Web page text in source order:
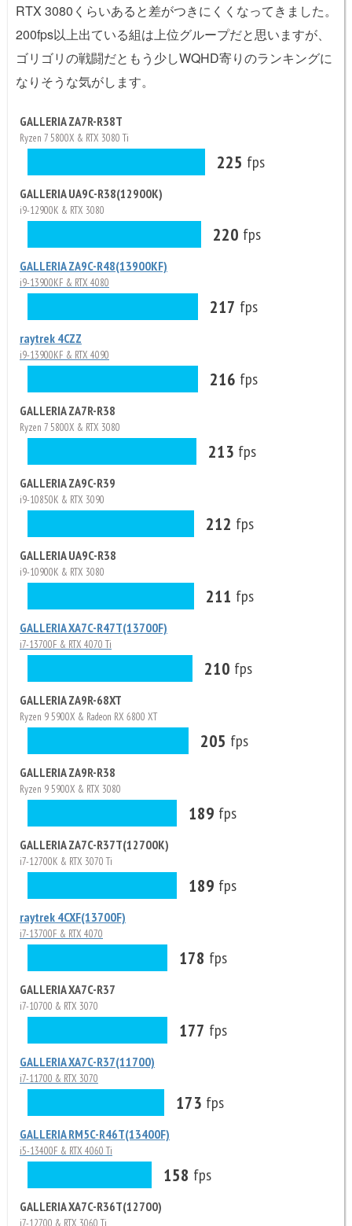
RTX 3080くらいあると差がつきにくくなってきました。
200fps以上出ている組は上位グループだと思いますが、
ゴリゴリの戦闘だともう少しWQHD寄りのランキングに
なりそうな気がします。
GALLERIA ZA7R-R38T
Ryzen 7 5800X & RTX 3080 Ti
225 fps
GALLERIA UA9C-R38(12900K)
i9-12900K & RTX 3080
220 fps
GALLERIA ZA9C-R48(13900KF)
i9-13900KF & RTX 4080
217 fps
raytrek 4CZZ
i9-13900KF & RTX 4090
216 fps
GALLERIA ZA7R-R38
Ryzen 7 5800X & RTX 3080
213 fps
GALLERIA ZA9C-R39
i9-10850K & RTX 3090
212 fps
GALLERIA UA9C-R38
i9-10900K & RTX 3080
211 fps
GALLERIA XA7C-R47T(13700F)
i7-13700F & RTX 4070 Ti
210 fps
GALLERIA ZA9R-68XT
Ryzen 9 5900X & Radeon RX 6800 XT
205 fps
GALLERIA ZA9R-R38
Ryzen 9 5900X & RTX 3080
189 fps
GALLERIA ZA7C-R37T(12700K)
i7-12700K & RTX 3070 Ti
189 fps
raytrek 4CXF(13700F)
i7-13700F & RTX 4070
178 fps
GALLERIA XA7C-R37
i7-10700 & RTX 3070
177 fps
GALLERIA XA7C-R37(11700)
i7-11700 & RTX 3070
173 fps
GALLERIA RM5C-R46T(13400F)
i5-13400F & RTX 4060 Ti
158 fps
GALLERIA XA7C-R36T(12700)
i7-12700 & RTX 3060 Ti